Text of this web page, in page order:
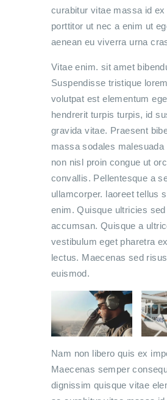
curabitur vitae massa id ex
porttitor ut nec a enim ut
aenean eu viverra urna
Vitae enim. sit amet
Suspendisse tristique
volutpat est elementum
hendrerit turpis turpis, id
gravida vitae. Praesent
massa sodales malesuada
non nisl proin congue ut
convallis. Pellentesque a
ullamcorper. laoreet tellus
enim. Quisque ultricies sed
accumsan. Quisque a
vestibulum eget pharetra
lectus. Maecenas sed
euismod.
Nam non libero quis ex
Maecenas semper
dignissim quisque vitae